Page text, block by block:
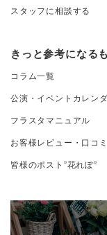
スタッフに相談する
きっと参考になる
コラム一覧
公演・イベントカレン
フラスタマニュアル
お客様レビュー・口コミ
皆様のポスト”花れぽ”